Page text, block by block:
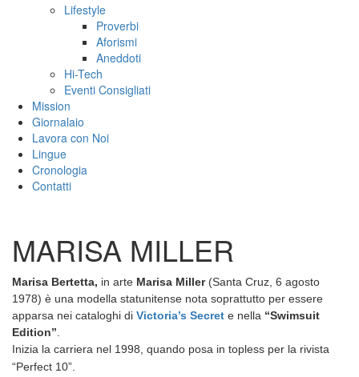
Lifestyle
Proverbi
Aforismi
Aneddoti
Hi-Tech
Eventi Consigliati
Mission
Giornalaio
Lavora con Noi
Lingue
Cronologia
Contatti
MARISA MILLER
Marisa Bertetta, in arte Marisa Miller (Santa Cruz, 6 agosto
1978) è una modella statunitense nota soprattutto per essere
apparsa nei cataloghi di Victoria’s Secret e nella “Swimsuit
Edition”.
Inizia la carriera nel 1998, quando posa in topless per la rivista
“Perfect 10”.